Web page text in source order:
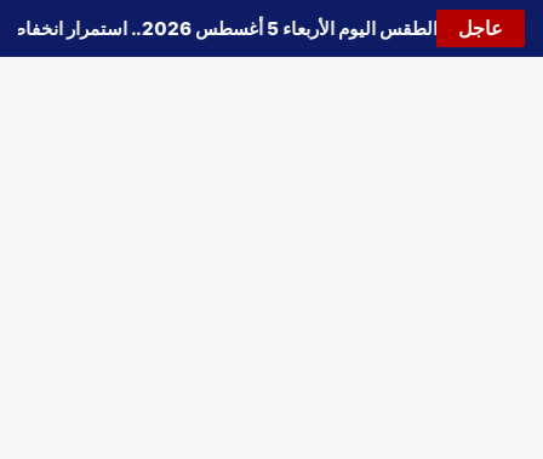
عاجل 🔵حالة الطقس اليوم الأربعاء 5 أغسطس 2026.. استمرار انخفاض الحرارة وتحذيرات من الشبورة واضطراب الملاحة